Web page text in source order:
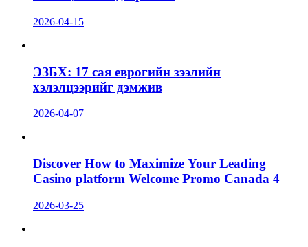
2026-04-15
ЭЗБХ: 17 сая еврогийн зээлийн
хэлэлцээрийг дэмжив
2026-04-07
Discover How to Maximize Your Leading
Casino platform Welcome Promo Canada 4
2026-03-25